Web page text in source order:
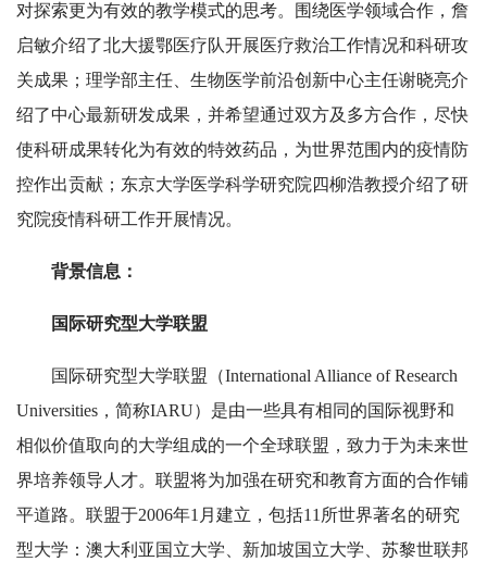
对探索更为有效的教学模式的思考。围绕医学领域合作，詹
启敏介绍了北大援鄂医疗队开展医疗救治工作情况和科研攻
关成果；理学部主任、生物医学前沿创新中心主任谢晓亮介
绍了中心最新研发成果，并希望通过双方及多方合作，尽快
使科研成果转化为有效的特效药品，为世界范围内的疫情防
控作出贡献；东京大学医学科学研究院四柳浩教授介绍了研
究院疫情科研工作开展情况。
背景信息：
国际研究型大学联盟
国际研究型大学联盟（International Alliance of Research
Universities，简称IARU）是由一些具有相同的国际视野和
相似价值取向的大学组成的一个全球联盟，致力于为未来世
界培养领导人才。联盟将为加强在研究和教育方面的合作铺
平道路。联盟于2006年1月建立，包括11所世界著名的研究
型大学：澳大利亚国立大学、新加坡国立大学、苏黎世联邦